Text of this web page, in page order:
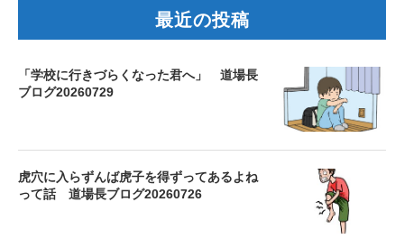
最近の投稿
「学校に行きづらくなった君へ」 道場長
ブログ20260729
虎穴に入らずんば虎子を得ずってあるよね
って話 道場長ブログ20260726